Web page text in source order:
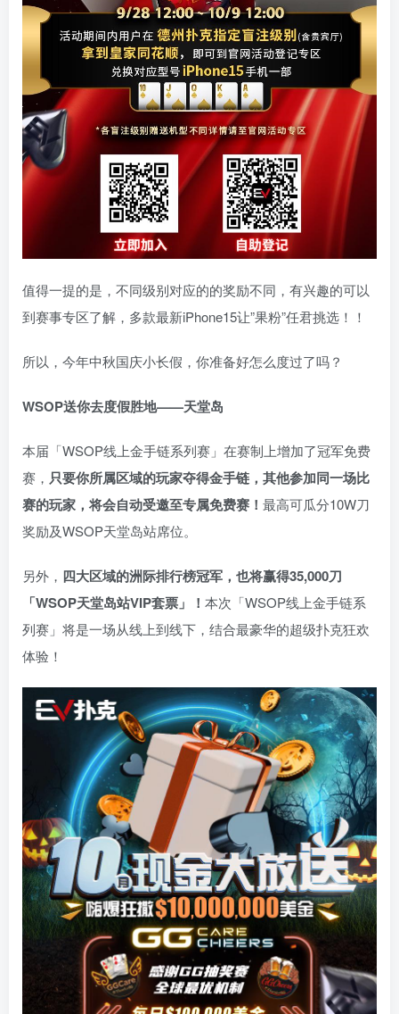
值得一提的是，不同级别对应的的奖励不同，有兴趣的可以
到赛事专区了解，多款最新iPhone15让”果粉”任君挑选！！
所以，今年中秋国庆小长假，你准备好怎么度过了吗？
WSOP送你去度假胜地——天堂岛
本届「WSOP线上金手链系列赛」在赛制上增加了冠军免费
赛， 只要你所属区域的玩家夺得金手链，其他参加同一场比
赛的玩家，将会自动受邀至专属免费赛！ 最高可瓜分10W刀
奖励及WSOP天堂岛站席位。
另外， 四大区域的洲际排行榜冠军，也将赢得35,000刀
「WSOP天堂岛站VIP套票」！ 本次「WSOP线上金手链系
列赛」将是一场从线上到线下，结合最豪华的超级扑克狂欢
体验！